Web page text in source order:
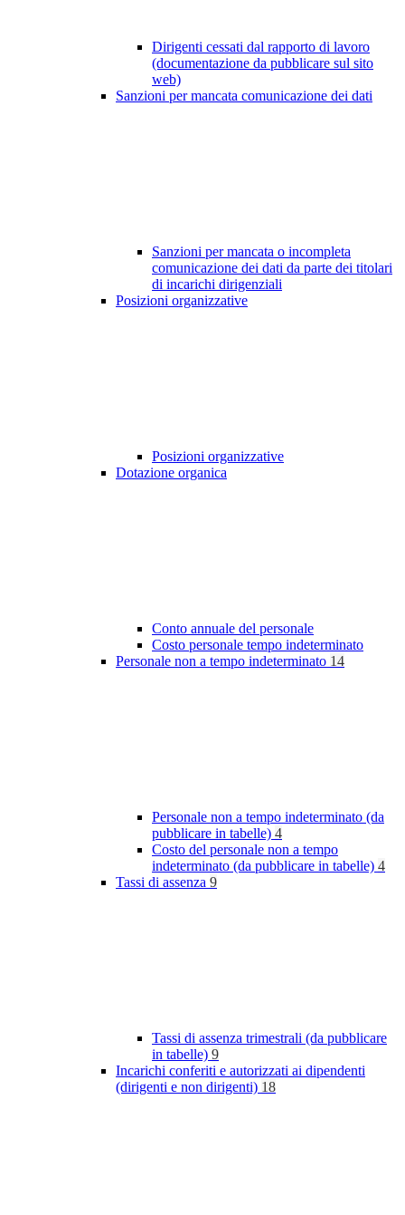
Dirigenti cessati dal rapporto di lavoro
(documentazione da pubblicare sul sito
web)
Sanzioni per mancata comunicazione dei dati
Sanzioni per mancata o incompleta
comunicazione dei dati da parte dei titolari
di incarichi dirigenziali
Posizioni organizzative
Posizioni organizzative
Dotazione organica
Conto annuale del personale
Costo personale tempo indeterminato
Personale non a tempo indeterminato 14
Personale non a tempo indeterminato (da
pubblicare in tabelle) 4
Costo del personale non a tempo
indeterminato (da pubblicare in tabelle) 4
Tassi di assenza 9
Tassi di assenza trimestrali (da pubblicare
in tabelle) 9
Incarichi conferiti e autorizzati ai dipendenti
(dirigenti e non dirigenti) 18